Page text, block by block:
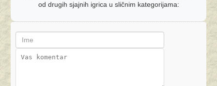
od drugih sjajnih igrica u sličnim kategorijama: